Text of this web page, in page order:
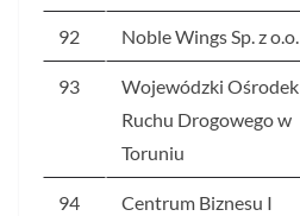
92 Noble Wings Sp. z o.o.
93
Wojewódzki Ośrodek
Ruchu Drogowego w
Toruniu
94
Centrum Biznesu I